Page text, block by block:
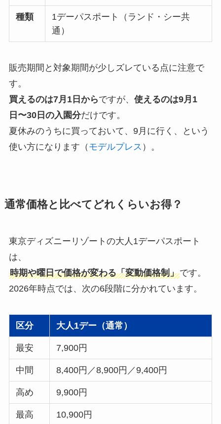
種類
1デーパスポート（ランド・シー共
通）
販売期間と対象期間が少しズレている点に注意で
す。
買えるのは7月1日からですが、 使えるのは9月1
日〜30日の入園分だけです。
夏休みのうちに買っておいて、9月に行く、という
使い方になります（ モデルプレス ）。
通常価格と比べてどれくらいお得？
東京ディズニーリゾートの大人1デーパスポート
は、
時期や曜日で価格が変わる「変動価格制」です。
2026年時点では、次の6段階に分かれています。
区分 大人1デー（通常）
最安 7,900円
中間 8,400円／8,900円／9,400円
高め 9,900円
最高 10,900円